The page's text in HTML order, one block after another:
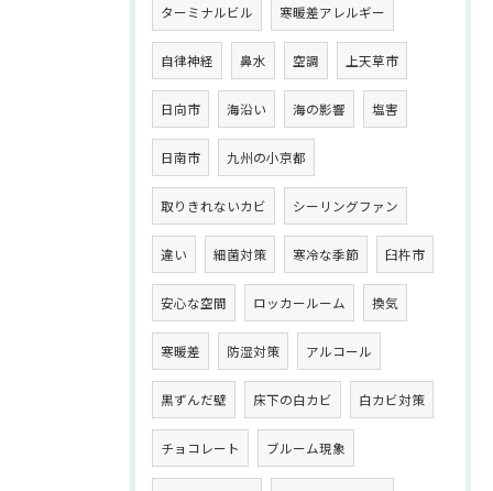
ターミナルビル 寒暖差アレルギー
自律神経 鼻水 空調 上天草市
日向市 海沿い 海の影響 塩害
日南市 九州の小京都
取りきれないカビ シーリングファン
違い 細菌対策 寒冷な季節 臼杵市
安心な空間 ロッカールーム 換気
寒暖差 防湿対策 アルコール
黒ずんだ壁 床下の白カビ 白カビ対策
チョコレート ブルーム現象